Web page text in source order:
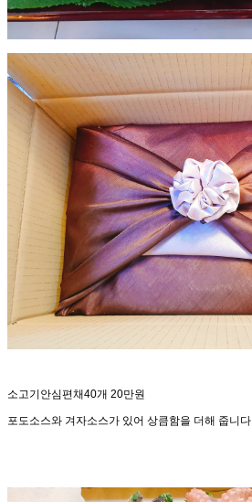
소고기안심편채40개 20만원
포도소스와 겨자소스가 있어 상큼함을 더해 줍니다.